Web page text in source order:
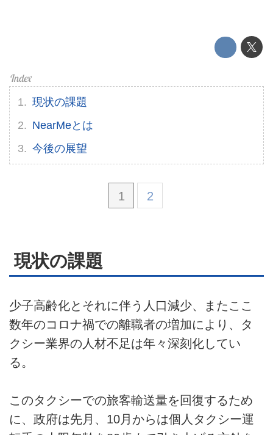
広告掲載について
現状の課題
NearMeとは
今後の展望
1 2
現状の課題
少子高齢化とそれに伴う人口減少、またここ
数年のコロナ禍での離職者の増加により、タ
クシー業界の人材不足は年々深刻化してい
る。
このタクシーでの旅客輸送量を回復するため
に、政府は先月、10月からは個人タクシー運